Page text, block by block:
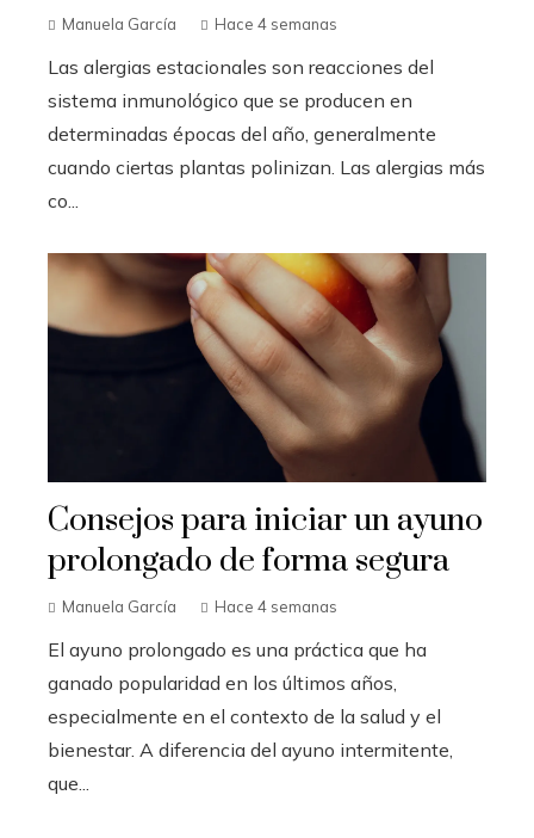
Manuela García Hace 4 semanas
Las alergias estacionales son reacciones del
sistema inmunológico que se producen en
determinadas épocas del año, generalmente
cuando ciertas plantas polinizan. Las alergias más
co...
Consejos para iniciar un ayuno
prolongado de forma segura
Manuela García Hace 4 semanas
El ayuno prolongado es una práctica que ha
ganado popularidad en los últimos años,
especialmente en el contexto de la salud y el
bienestar. A diferencia del ayuno intermitente,
que...